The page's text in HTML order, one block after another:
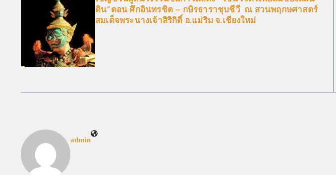
ดิน”ตอน ศึกอินทรชิต – กษิรธาราชุบชีวี ณ สวนพฤกษศาสตร์
สมเด็จพระนางเจ้าสิริกิติ์ อ.แม่ริม จ.เชียงใหม่
admin